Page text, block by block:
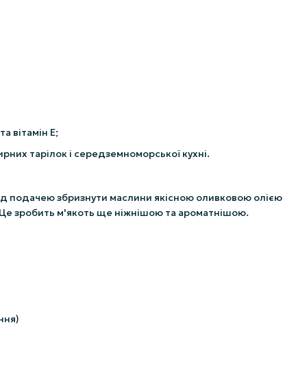
вітамін Е;
тарілок і середземноморської кухні.
подачею збризнути маслини якісною оливковою олією
зробить м'якоть ще ніжнішою та ароматнішою.